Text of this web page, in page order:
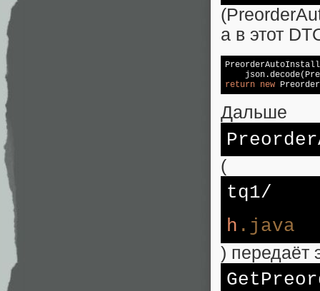
а в этот
return new
Дальше
(
tq1/
h .java
) передаёт